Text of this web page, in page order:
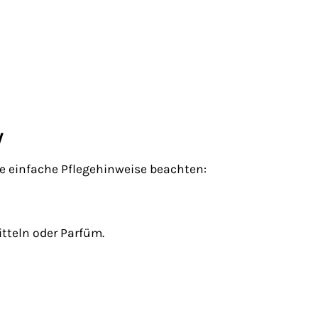
einfache Pflegehinweise beachten:
oder Parfüm.